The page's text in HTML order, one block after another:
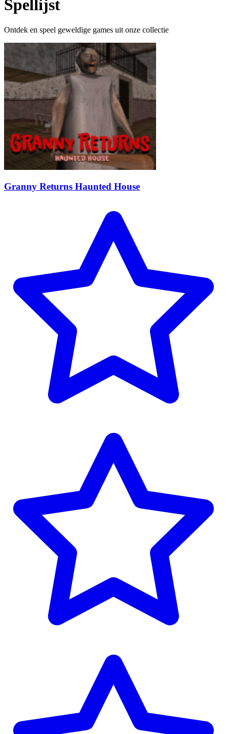
Spellijst
Ontdek en speel geweldige games uit onze collectie
Granny Returns Haunted House